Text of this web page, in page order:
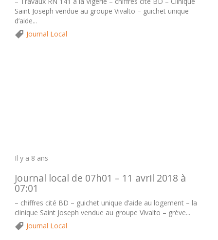
Saint Joseph vendue au groupe Vivalto – guichet unique
d’aide...
Journal Local
Il y a 8 ans
Journal local de 07h01 – 11 avril 2018 à
07:01
– chiffres cité BD – guichet unique d’aide au logement – la
clinique Saint Joseph vendue au groupe Vivalto – grève...
Journal Local